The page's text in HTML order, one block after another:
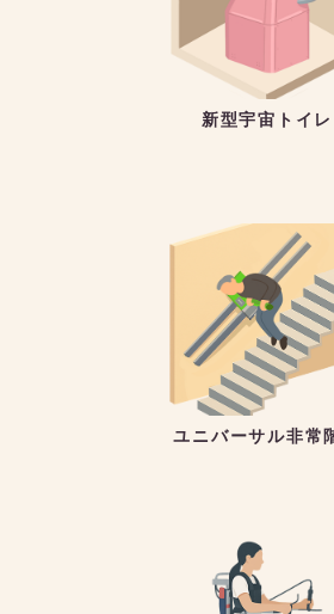
新型宇宙トイレ
ユニバーサル非常